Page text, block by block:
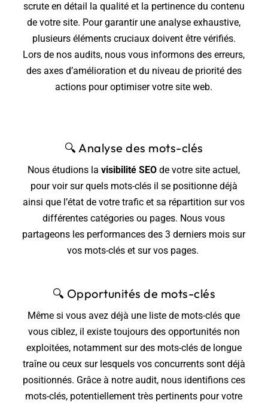
scrute en détail la qualité et la pertinence du contenu
de votre site. Pour garantir une analyse exhaustive,
plusieurs éléments cruciaux doivent être vérifiés.
Lors de nos audits, nous vous informons des erreurs,
des axes d’amélioration et du niveau de priorité des
actions pour optimiser votre site web.
🔍Analyse des mots-clés
Nous étudions lavisibilité SEO de votre site actuel,
pour voir sur quels mots-clés il se positionne déjà
ainsi que l’état de votre trafic et sa répartition sur vos
différentes catégories ou pages. Nous vous
partageons les performances des 3 derniers mois sur
vos mots-clés et sur vos pages.
🔍 Opportunités de mots-clés
Même si vous avez déjà une liste de mots-clés que
vous ciblez, il existe toujours des opportunités non
exploitées, notamment sur des mots-clés de longue
traîne ou ceux sur lesquels vos concurrents sont déjà
positionnés. Grâce à notre audit, nous identifions ces
mots-clés, potentiellement très pertinents pour votre